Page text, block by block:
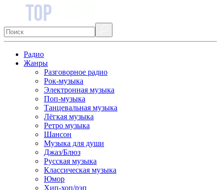
Радио
Жанры
Разговорное радио
Рок-музыка
Электронная музыка
Поп-музыка
Танцевальная музыка
Лёгкая музыка
Ретро музыка
Шансон
Музыка для души
Джаз/Блюз
Русская музыка
Классическая музыка
Юмор
Хип-хоп/рэп